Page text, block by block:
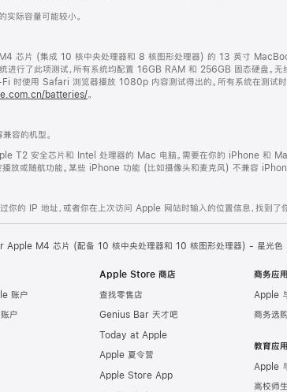
际容量可能较小。
芯片 (集成 10 核中央处理器和 8 核图形处理器) 的 13 英寸
行了此项测试，所有系统均配置 16GB RAM 和 256GB 固态硬盘。无
时使用 Safari 浏览器播放 1080p 内容测试得出的。所有系统在测试
batteries/。
容的机型。
T2 安全芯片和 Intel 处理器的 Mac 电脑。需要在你的 iPhone 和
放或随航功能。某些 iPhone 功能 (比如摄像头和麦克风) 不兼容
你的 IP 地址，或者你在上次访问 Apple 网站时输入的位置信息，找到了
M4 芯片 (配备 10 核中央处理器和 10 核图形处理器) - 星光色
账户
户
Apple Store 商店
查找零售店
Genius Bar 天才吧
Today at Apple
Apple 夏令营
Apple Store App
商务应用
Apple
商务选购
教育应用
Apple
高校师